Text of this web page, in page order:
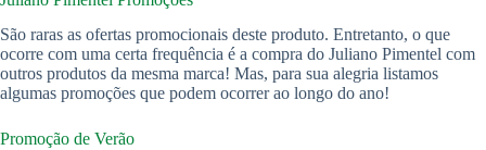
São raras as ofertas promocionais deste produto. Entretanto, o que
ocorre com uma certa frequência é a compra do Juliano Pimentel com
outros produtos da mesma marca! Mas, para sua alegria listamos
algumas promoções que podem ocorrer ao longo do ano!
Promoção de Verão